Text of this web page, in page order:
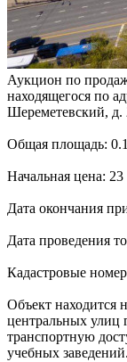
Аукцион по
находящегося по
Шереметевский, д.
Общая площадь:
Начальная цена:
Дата окончания
Дата проведения
Кадастровые
Объект находится
центральных улиц
транспортную
учебных